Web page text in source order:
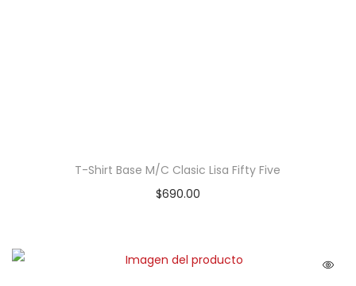
T-Shirt Base M/C Clasic Lisa Fifty Five
$690.00